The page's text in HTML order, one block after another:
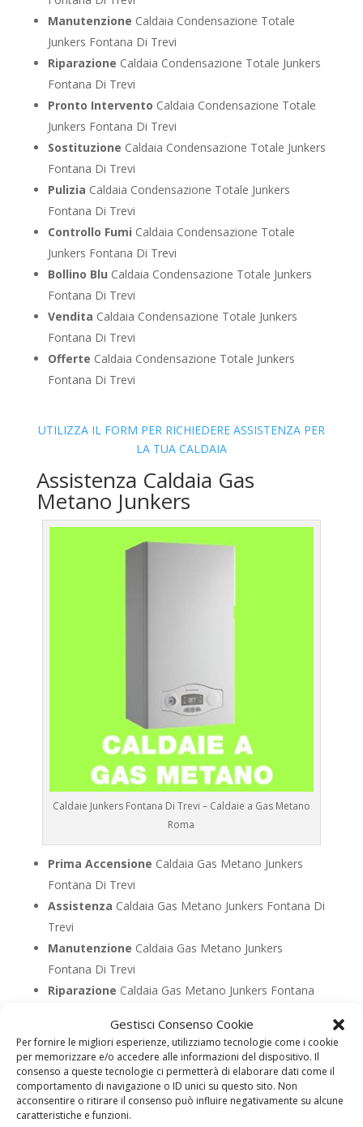
Gestisci Consenso Cookie
Per fornire le migliori esperienze, utilizziamo tecnologie come i cookie
per memorizzare e/o accedere alle informazioni del dispositivo. Il
consenso a queste tecnologie ci permetterà di elaborare dati come il
comportamento di navigazione o ID unici su questo sito. Non
acconsentire o ritirare il consenso può influire negativamente su alcune
caratteristiche e funzioni.
Manutenzione Caldaia Condensazione Totale
Junkers Fontana Di Trevi
Riparazione Caldaia Condensazione Totale Junkers
Fontana Di Trevi
Pronto Intervento Caldaia Condensazione Totale
Junkers Fontana Di Trevi
Sostituzione Caldaia Condensazione Totale Junkers
Fontana Di Trevi
Pulizia Caldaia Condensazione Totale Junkers
Fontana Di Trevi
Controllo Fumi Caldaia Condensazione Totale
Junkers Fontana Di Trevi
Bollino Blu Caldaia Condensazione Totale Junkers
Fontana Di Trevi
Vendita Caldaia Condensazione Totale Junkers
Fontana Di Trevi
Offerte Caldaia Condensazione Totale Junkers
Fontana Di Trevi
UTILIZZA IL FORM PER RICHIEDERE ASSISTENZA PER
LA TUA CALDAIA
Assistenza Caldaia Gas
Metano Junkers
Caldaie Junkers Fontana Di Trevi – Caldaie a Gas Metano
Roma
Prima Accensione Caldaia Gas Metano Junkers
Fontana Di Trevi
Assistenza Caldaia Gas Metano Junkers Fontana Di
Trevi
Manutenzione Caldaia Gas Metano Junkers
Fontana Di Trevi
Riparazione Caldaia Gas Metano Junkers Fontana
Pronto InterventoCaldaia Gas Metano Junkers
Fontana Di Trevi
SostituzioneCaldaia Gas Metano Junkers Fontana
Di Trevi
PuliziaCaldaia Gas Metano Junkers Fontana Di